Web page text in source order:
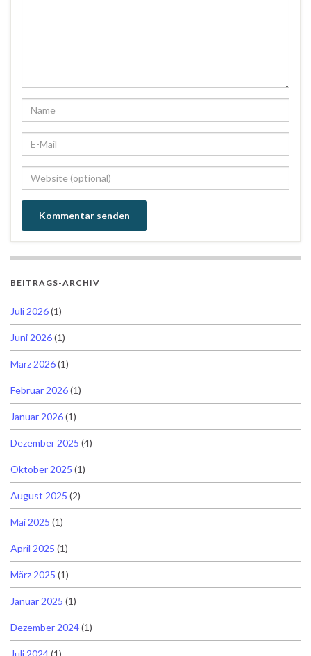
BEITRAGS-ARCHIV
Juli 2026(1)
Juni 2026(1)
März 2026(1)
Februar 2026(1)
Januar 2026(1)
Dezember 2025 (4)
Oktober 2025 (1)
August 2025 (2)
Mai 2025 (1)
April 2025 (1)
März 2025 (1)
Januar 2025 (1)
Dezember 2024(1)
Juli 2024(1)